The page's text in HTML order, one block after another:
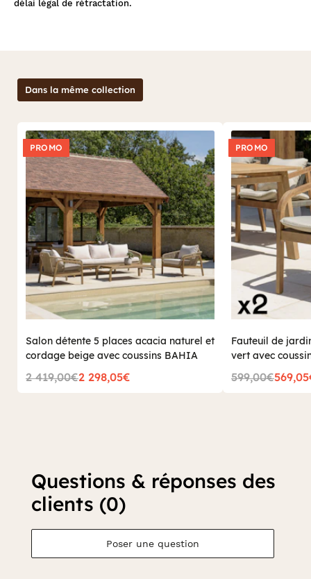
délai légal de rétractation.
Dans la même collection
PROMO
Salon détente 5 places acacia naturel et
cordage beige avec coussins BAHIA
2 419,00€2 298,05€
PROMO
Fauteuil de
vert avec
599,00€
Questions & réponses des
clients (0)
Poser une question